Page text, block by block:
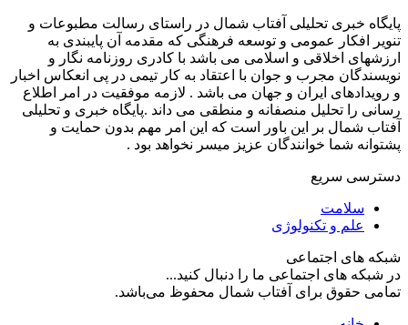
پایگاه خبری تحلیلی آفتاب شمال در راستای رسالت مطبوعات و
تنویر افکار عمومی و توسعه فرهنگی که مقدمه آن پایبندی به
ارزشهای اخلاقی و اسلامی می باشد با کادری روزنامه نگار و
نویسندگان مجرب و جوان با اعتقاد به کار تیمی در پی انعکاس اخبار
و رویدادهای ایران و جهان می باشد . لازمه موفقیت در امر اطلاع
رسانی را تحلیل منصفانه و منطقی می داند .پایگاه خبری و تحلیلی
آفتاب شمال بر این باور است که این امر مهم بدون حمایت و
پشتوانه شما خوانندگان عزیز میسر نخواهد بود .
دسترسی سریع
سلامت
علم و تکنولوژی
شبکه های اجتماعی
در شبکه های اجتماعی ما را دنبال کنید...
تمامی حقوق برای آفتاب شمال محفوظ می‌باشد.